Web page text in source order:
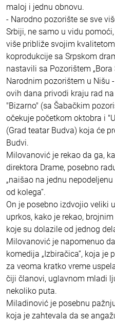
maloj i jednu obnovu.
- Narodno pozorište se sve
Srbiji, ne samo u vidu
više približe svojim
koprodukcije sa Srpskom
nastavili sa Pozorištem „Bora
Narodnim pozorištem u Nišu
ovih dana privodi kraju rad
"Bizarno" (sa Šabačkim
očekuje početkom oktobra i
(Grad teatar Budva) koja će
Budvi.
Milovanović je rekao da ga,
direktora Drame, posebno
„naišao na jednu
od kolega“.
On je posebno izdvojio veliki
uprkos, kako je rekao,
koje su dolazile od jednog
Milovanović je napomenuo
komedija „Izbiračica“, koja je
za veoma kratko vreme
čiji članovi, uglavnom mladi
nekoliko puta.
Miladinović je posebnu
koja je zahtevala da se